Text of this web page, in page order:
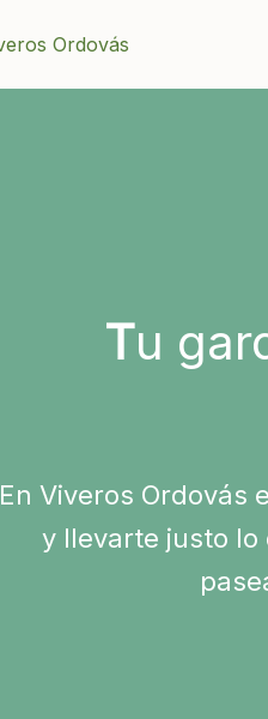
Tu
En Viveros
y llevarte justo lo